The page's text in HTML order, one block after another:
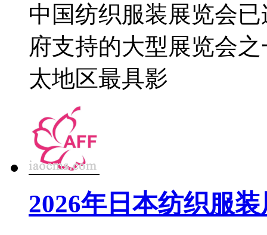
中国纺织服装展览会
府支持的大型展览会
太地区最具影
2026年日本纺织服